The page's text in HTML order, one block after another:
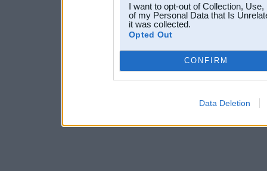
I want to opt-out of Collection,
of my Personal Data that Is
it was collected.
Opted Out
CONFIRM
Data Deletion